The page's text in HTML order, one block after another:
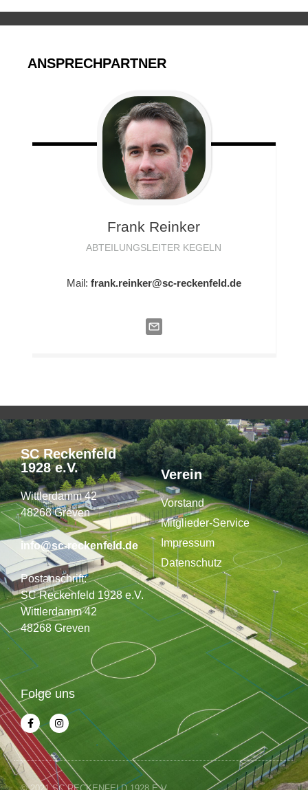
ANSPRECHPARTNER
Frank Reinker
ABTEILUNGSLEITER KEGELN
Mail: frank.reinker@sc-reckenfeld.de
SC Reckenfeld
1928 e.V.
Wittlerdamm 42
48268 Greven
info@sc-reckenfeld.de
Postanschrift:
SC Reckenfeld 1928 e.V.
Wittlerdamm 42
48268 Greven
Verein
Vorstand
Mitglieder-Service
Impressum
Datenschutz
Folge uns